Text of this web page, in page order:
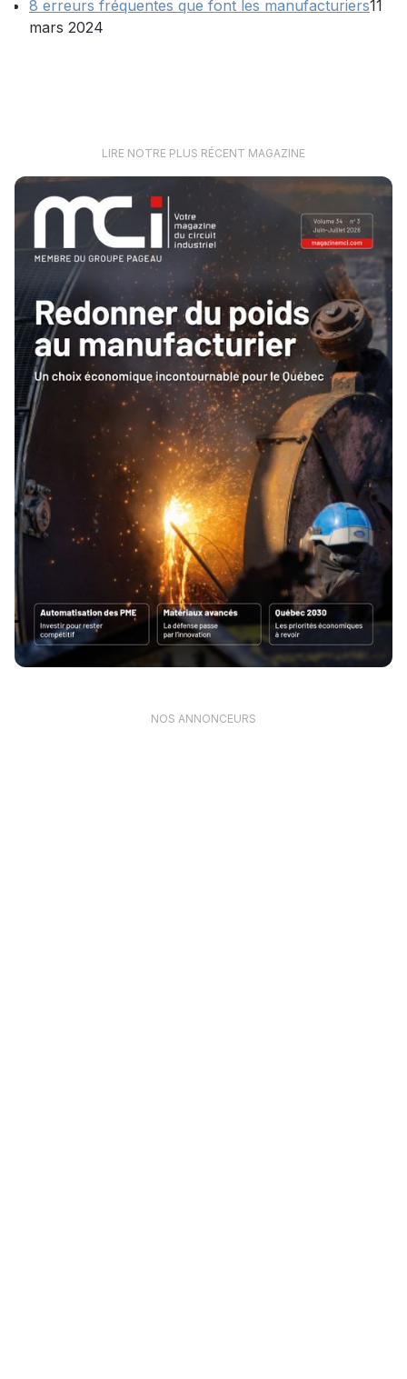
8 erreurs fréquentes que font les manufacturiers11
mars 2024
LIRE NOTRE PLUS RÉCENT MAGAZINE
NOS ANNONCEURS